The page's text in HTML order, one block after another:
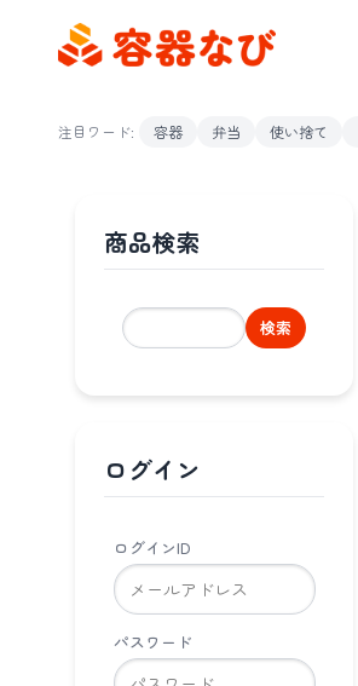
注目ワード:
容器 弁当 使い捨て
商品検索
検索
ログイン
ログインID
パスワード